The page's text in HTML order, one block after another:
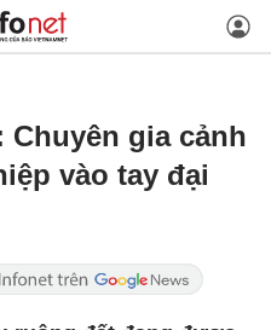
gia cảnh
vào tay đại